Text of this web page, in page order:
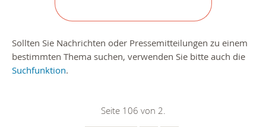
Sollten Sie Nachrichten oder Pressemitteilungen zu einem
bestimmten Thema suchen, verwenden Sie bitte auch die
Suchfunktion.
Seite 106 von 2.